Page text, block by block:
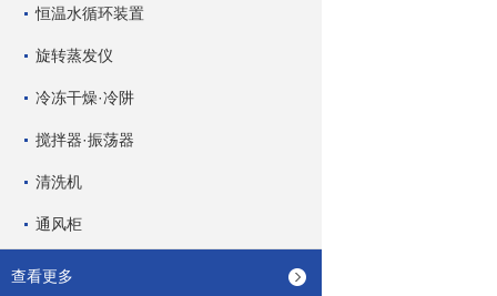
恒温水循环装置
旋转蒸发仪
冷冻干燥·冷阱
搅拌器·振荡器
清洗机
通风柜
查看更多